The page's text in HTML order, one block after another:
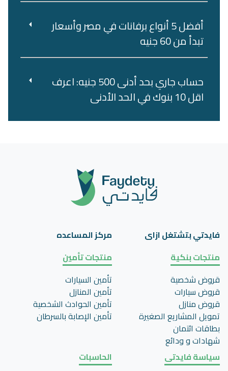
أفضل 5 أنواع برفانات في مصر وأسعار
تبدأ من 60 جنيه
حساب جاري بحد أدنى 500 جنيه: اعرف
اقل 10 بنوك في الحد الأدنى
فايدتي بتشتغل ازاى
مركز المساعده
منتجات بنكية
قروض شخصية
قروض سيارات
قروض منازل
تمويل المشاريع الصغيرة
بطاقات ائتمان
شهادات و ودائع
منتجات تأمين
تأمين السيارات
تأمين المنازل
تأمين الحوادث الشخصية
تأمين اﻹصابة بالسرطان
سياسة فايدتى
الحاسبات